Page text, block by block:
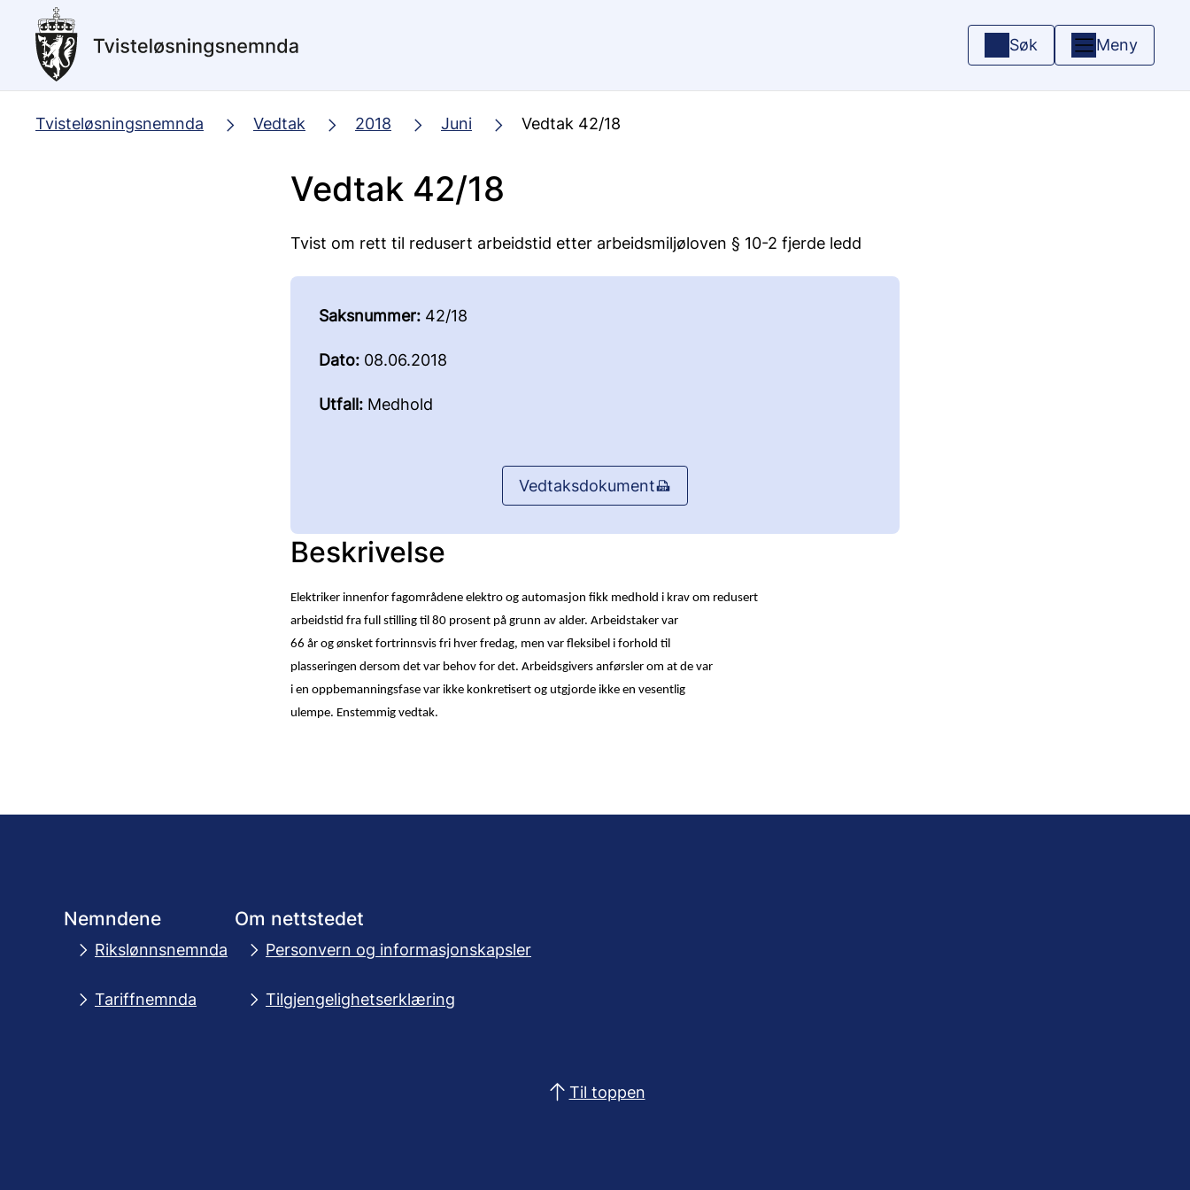
hovedinnhold
Søk Meny
Tvisteløsningsnemnda Vedtak 2018 Juni Vedtak 42/18
Vedtak 42/18
Tvist om rett til redusert arbeidstid etter arbeidsmiljøloven § 10-2 fjerde ledd
Saksnummer: 42/18
Dato: 08.06.2018
Utfall: Medhold
Vedtaksdokument
Beskrivelse
Elektriker innenfor fagområdene elektro og automasjon fikk medhold i krav om redusert
arbeidstid fra full stilling til 80 prosent på grunn av alder. Arbeidstaker var
66 år og ønsket fortrinnsvis fri hver fredag, men var fleksibel i forhold til
plasseringen dersom det var behov for det. Arbeidsgivers anførsler om at de var
i en oppbemanningsfase var ikke konkretisert og utgjorde ikke en vesentlig
ulempe. Enstemmig vedtak.
Nemndene
Rikslønnsnemnda
Tariffnemnda
Om nettstedet
Personvern og informasjonskapsler
Tilgjengelighetserklæring
Til toppen